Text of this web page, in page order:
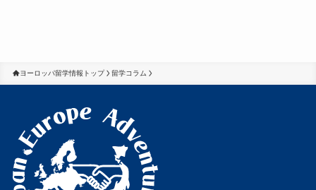
ヨーロッパ留学情報トップ 留学コラム